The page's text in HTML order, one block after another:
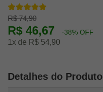
R$ 74,90
R$ 46,67 -38% OFF
1x de R$ 54,90
Detalhes do Produto